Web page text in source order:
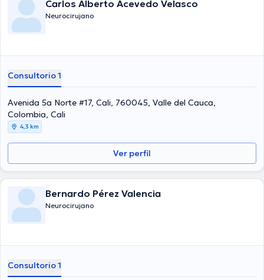
Carlos Alberto Acevedo Velasco
Neurocirujano
Consultorio 1
Avenida 5a Norte #17, Cali, 760045, Valle del Cauca,
Colombia, Cali
4,3 km
Ver perfil
Bernardo Pérez Valencia
Neurocirujano
Consultorio 1